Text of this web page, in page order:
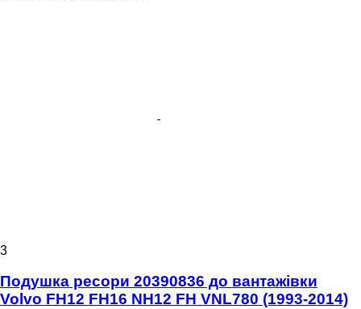
3
Подушка ресори 20390836 до вантажівки
Volvo FH12 FH16 NH12 FH VNL780 (1993-2014)